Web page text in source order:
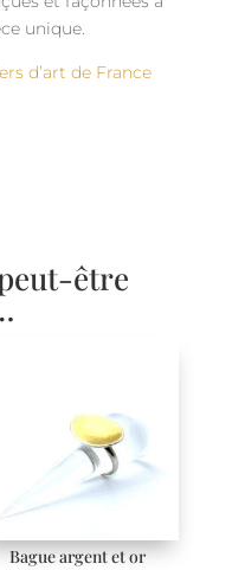
unique.
d’art de France
être
Bague argent et or